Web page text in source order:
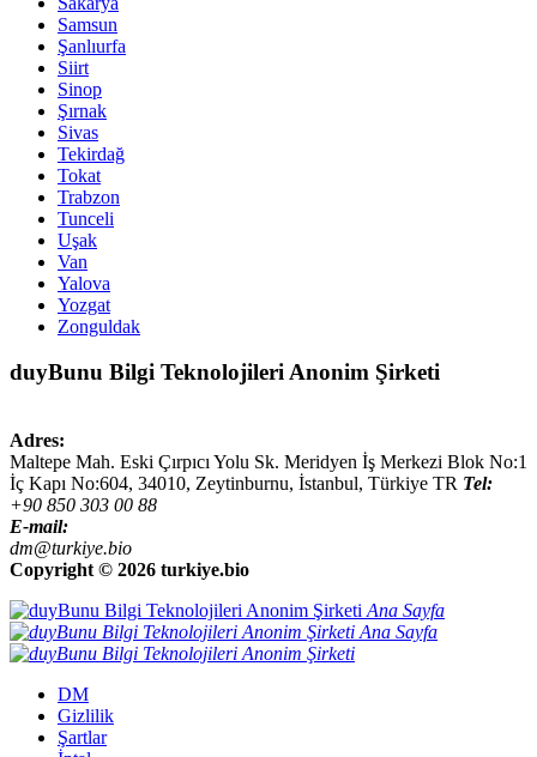
Samsun
Şanlıurfa
Siirt
Sinop
Şırnak
Sivas
Tekirdağ
Tokat
Trabzon
Tunceli
Uşak
Van
Yalova
Yozgat
Zonguldak
duyBunu Bilgi Teknolojileri Anonim Şirketi
Adres:
Maltepe Mah. Eski Çırpıcı Yolu Sk. Meridyen İş Merkezi Blok No:1
İç Kapı No:604, 34010, Zeytinburnu, İstanbul, Türkiye TR Tel:
+90 850 303 00 88
E-mail:
dm@turkiye.bio
Copyright © 2026 turkiye.bio
Ana Sayfa
Ana Sayfa
DM
Gizlilik
Şartlar